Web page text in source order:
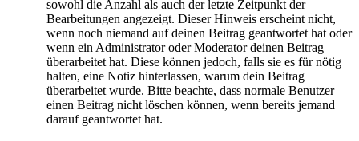
sowohl die Anzahl als auch der letzte Zeitpunkt der
Bearbeitungen angezeigt. Dieser Hinweis erscheint nicht,
wenn noch niemand auf deinen Beitrag geantwortet hat oder
wenn ein Administrator oder Moderator deinen Beitrag
überarbeitet hat. Diese können jedoch, falls sie es für nötig
halten, eine Notiz hinterlassen, warum dein Beitrag
überarbeitet wurde. Bitte beachte, dass normale Benutzer
einen Beitrag nicht löschen können, wenn bereits jemand
darauf geantwortet hat.